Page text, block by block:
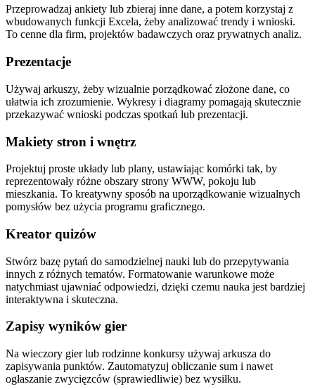
Przeprowadzaj ankiety lub zbieraj inne dane, a potem korzystaj z
wbudowanych funkcji Excela, żeby analizować trendy i wnioski.
To cenne dla firm, projektów badawczych oraz prywatnych analiz.
Prezentacje
Używaj arkuszy, żeby wizualnie porządkować złożone dane, co
ułatwia ich zrozumienie. Wykresy i diagramy pomagają skutecznie
przekazywać wnioski podczas spotkań lub prezentacji.
Makiety stron i wnętrz
Projektuj proste układy lub plany, ustawiając komórki tak, by
reprezentowały różne obszary strony WWW, pokoju lub
mieszkania. To kreatywny sposób na uporządkowanie wizualnych
pomysłów bez użycia programu graficznego.
Kreator quizów
Stwórz bazę pytań do samodzielnej nauki lub do przepytywania
innych z różnych tematów. Formatowanie warunkowe może
natychmiast ujawniać odpowiedzi, dzięki czemu nauka jest bardziej
interaktywna i skuteczna.
Zapisy wyników gier
Na wieczory gier lub rodzinne konkursy używaj arkusza do
zapisywania punktów. Zautomatyzuj obliczanie sum i nawet
ogłaszanie zwycięzców (sprawiedliwie) bez wysiłku.